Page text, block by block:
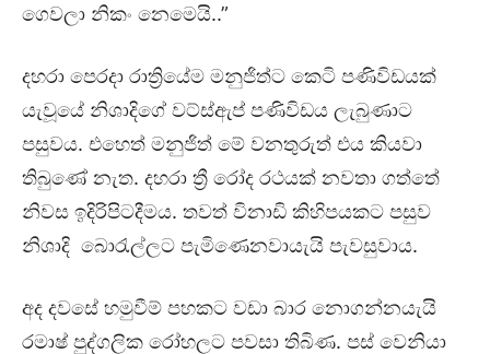
ගෙවලා නිකං නෙමෙයි..”
දහරා පෙරදා රාත්‍රියේම මනුජිත්ට කෙටි පණිවිඩයක්
යැවූයේ නිශාදිගේ වට්ස්ඇප් පණිවිඩය ලැබුණාට
පසුවය. එහෙත් මනුජිත් මේ වනතුරුත් එය කියවා
තිබුණේ නැත. දහරා ත්‍රී රෝද රථයක් නවතා ගත්තේ
නිවස ඉදිරිපිටදීමය. තවත් විනාඩි කිහිපයකට පසුව
නිශාදි බොරැල්ලට පැමිණෙනවායැයි පැවසුවාය.
අද දවසේ හමුවීම් පහකට වඩා බාර නොගන්නයැයි
රමාෂ් පුද්ගලික රෝහලට පවසා තිබිණ. පස් වෙනියා